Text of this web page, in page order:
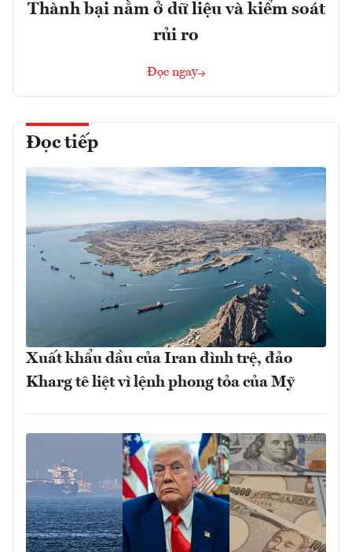
Thành bại nằm ở dữ liệu và kiểm soát
rủi ro
Đọc ngay
Đọc tiếp
Xuất khẩu dầu của Iran đình trệ, đảo
Kharg tê liệt vì lệnh phong tỏa của Mỹ